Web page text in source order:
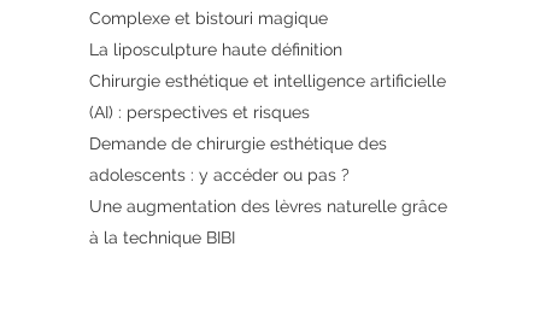
Complexe et bistouri magique
La liposculpture haute définition
Chirurgie esthétique et intelligence artificielle
(AI) : perspectives et risques
Demande de chirurgie esthétique des
adolescents : y accéder ou pas ?
Une augmentation des lèvres naturelle grâce
à la technique BIBI